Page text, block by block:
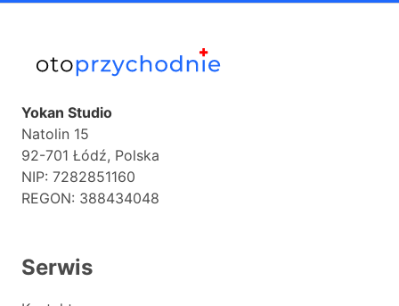
Yokan Studio
Natolin 15
92-701 Łódź, Polska
NIP: 7282851160
REGON: 388434048
Serwis